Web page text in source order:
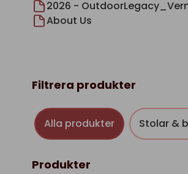
2026 -
About Us
Filtrera produkter
Alla produkter Stolar &
Produkter